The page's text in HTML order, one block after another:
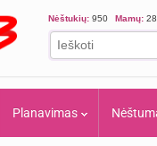
Nėštukių: 950 Mamų:
Planavimas